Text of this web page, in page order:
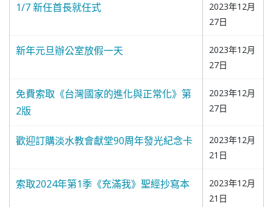
1/7 新任首長就任式
2023年12月
27日
新年元旦辦公室放假一天
2023年12月
27日
免費索取《台灣國家的進化與正常化》第
2版
2023年12月
27日
歡迎訂購淡水教會獻堂90周年發光紀念卡
2023年12月
21日
索取2024年第1季《充滿我》聖經抄寫本
2023年12月
21日